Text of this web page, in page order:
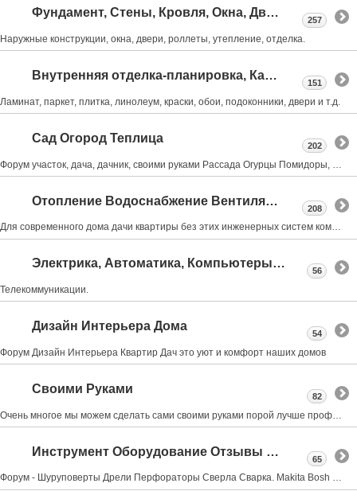
Фундамент, Стены, Кровля, Окна, Двери
Наружные конструкции, окна, двери, роллеты, утепление, отделка.
257
Внутренняя отделка-планировка, Камины, Лестницы
Ламинат, паркет, плитка, линолеум, краски, обои, подоконники, двери и т.д.
151
Сад Огород Теплица
202
Отопление Водоснабжение Вентиляция Канализация
Для современного дома дачи квартиры без этих инженерных систем комфортная жизнь не возможна
208
Электрика, Автоматика, Компьютеры, Интернет.
Телекоммуникации.
56
Дизайн Интерьера Дома
Форум Дизайн Интерьера Квартир Дач это уют и комфорт наших домов
54
Своими Руками
82
Инструмент Оборудование Отзывы Советы
Форум - Шуруповерты Дрели Перфораторы Сверла Сварка. Makita Bosh Metabo Skil Интерскол Тошиба Stihl
65